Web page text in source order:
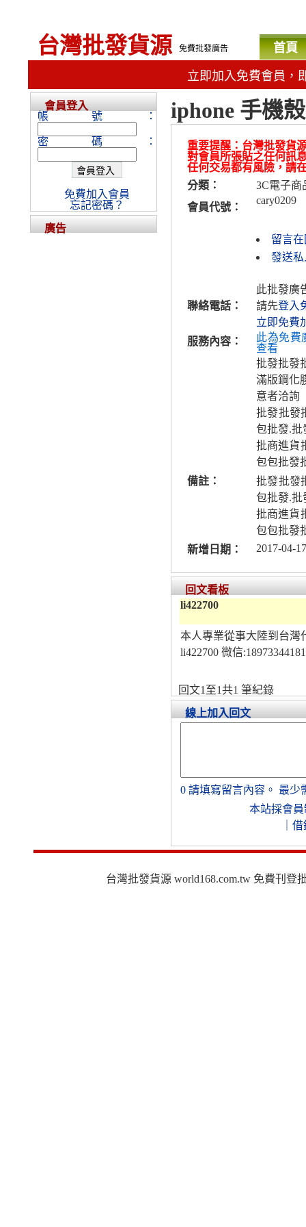
台灣批發貨源 免費批發廣告 首頁
立即加入免費會員，
iphone 手機
重要提醒：台灣批發貨
對會員所張貼之任何訊
任何交易都有風險，請
分類：
3C電子商
會員代號：
cary0209
留言
發送私
聯絡電話：
此批發廣
請先登入
立即免費
服務內容：
此為免費
查看
批發批發
滿版鋼化
意者洽詢
批發批發
包批發.批
批商進貨
包包批發
備註：
批發批發
包批發.批
批商進貨
包包批發
新增日期：
2017-04-
回文看板
li422700
本人專業從事大陸到台灣
li422700 微信:18973344181
回文1至1共1 筆紀錄
線上加入回文
0 請填寫留言內容。 最少
本站採會員
借
會員登入
帳號：
密碼：
免費加入會員
忘記密碼？
廣告
台灣批發貨源 world168.com.tw 免費刊登